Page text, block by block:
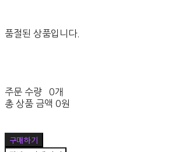
품절된 상품입니다.
주문 수량
0개
총 상품 금액 0원
구매하기